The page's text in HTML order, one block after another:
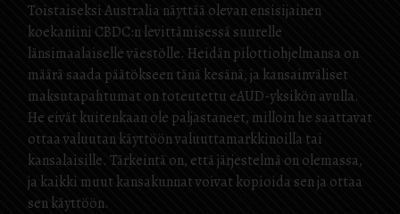
Toistaiseksi Australia näyttää olevan ensisijainen
koekaniini CBDC:n levittämisessä suurelle
länsimaalaiselle väestölle. Heidän pilottiohjelmansa on
määrä saada päätökseen tänä kesänä, ja kansainväliset
maksutapahtumat on toteutettu eAUD-yksikön avulla.
He eivät kuitenkaan ole paljastaneet, milloin he saattavat
ottaa valuutan käyttöön valuuttamarkkinoilla tai
kansalaisille. Tärkeintä on, että järjestelmä on olemassa,
ja kaikki muut kansakunnat voivat kopioida sen ja ottaa
sen käyttöön.